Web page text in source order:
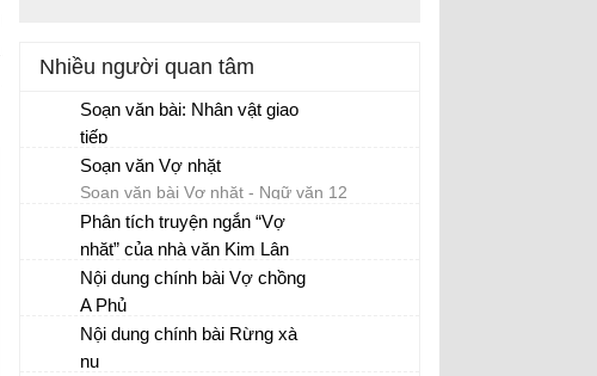
Nhiều người quan tâm
Soạn văn bài: Nhân vật giao
tiếp
Soạn văn Vợ nhặt
Soạn văn bài Vợ nhặt - Ngữ văn 12
Phân tích truyện ngắn “Vợ
nhặt” của nhà văn Kim Lân
Phân tích tác phẩm Vợ nhặt
Nội dung chính bài Vợ chồng
A Phủ
Nội dung chính bài Rừng xà
nu